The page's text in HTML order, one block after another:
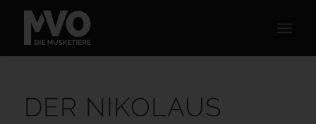
DER NIKOLAUS